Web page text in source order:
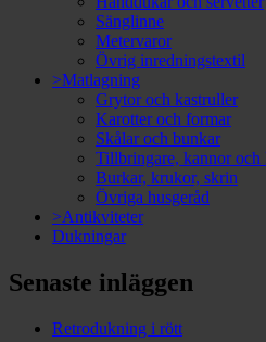
Sänglinne
Metervaror
Övrig inredningstextil
>Matlagning
Grytor och kastruller
Karotter och formar
Skålar och bunkar
Tillbringare, kannor och
Burkar, krukor, skrin
Övriga husgeråd
>Antikviteter
Dukningar
Senaste inläggen
Retrodukning i rött